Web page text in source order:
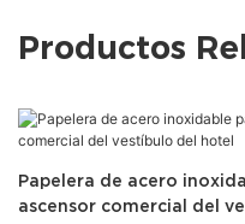
Productos
Papelera de acero
ascensor comercial del